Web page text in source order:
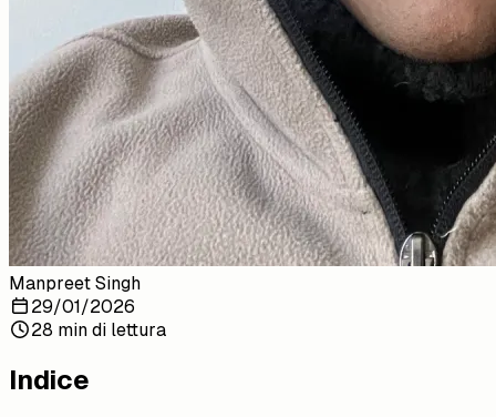
Manpreet Singh
29/01/2026
28 min di lettura
Indice